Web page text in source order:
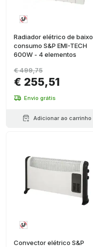
Radiador elétrico de baixo
consumo S&P EMI-TECH
600W - 4 elementos
€ 255,51
€ 499,75
Envio grátis
Adicionar ao carrinho
Convector elétrico S&P